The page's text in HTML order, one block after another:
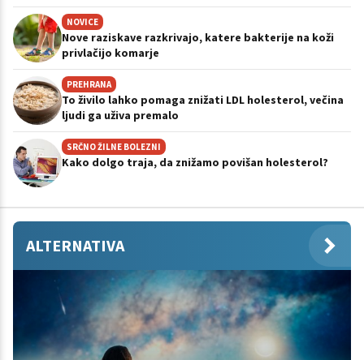
NOVICE
Nove raziskave razkrivajo, katere bakterije na koži
privlačijo komarje
PREHRANA
To živilo lahko pomaga znižati LDL holesterol, večina
ljudi ga uživa premalo
SRČNO ŽILNE BOLEZNI
Kako dolgo traja, da znižamo povišan holesterol?
ALTERNATIVA